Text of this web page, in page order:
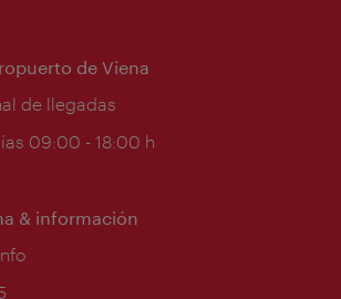
de Viena
de llegadas
09:00 - 18:00 h
& información